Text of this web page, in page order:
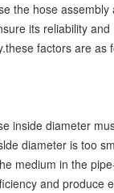
the hose assembly
its reliability and
factors are as
inside diameter
diameter
in the pipe-
and produce